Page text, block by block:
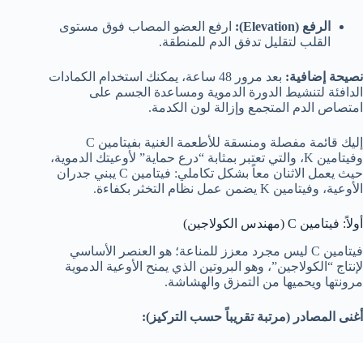
الرفع (Elevation):
ارفع العضو المصاب فوق مستوى
القلب لتقليل تدفق الدم للمنطقة.
نصيحة إضافية:
بعد مرور 48 ساعة، يمكنك استخدام الكمادات
الدافئة لتنشيط الدورة الدموية ومساعدة الجسم على
امتصاص الدم المتجمع وإزالة لون الكدمة.
إليك قائمة مفصلة ومنسقة للأطعمة الغنية بفيتامين C
وفيتامين K، والتي تعتبر بمثابة “درع حماية” لأوعيتك الدموية،
حيث يعمل الاثنان معاً بشكل تكاملي: فيتامين C يبني جدران
الأوعية، وفيتامين K يضمن عمل نظام التخثر بكفاءة.
أولاً: فيتامين C (مهندس الكولاجين)
فيتامين C ليس مجرد معزز للمناعة؛ هو العنصر الأساسي
لإنتاج “الكولاجين”، وهو البروتين الذي يمنح الأوعية الدموية
مرونتها ويحميها من التمزق والهشاشة.
أغنى المصادر (مرتبة تقريباً حسب التركيز):